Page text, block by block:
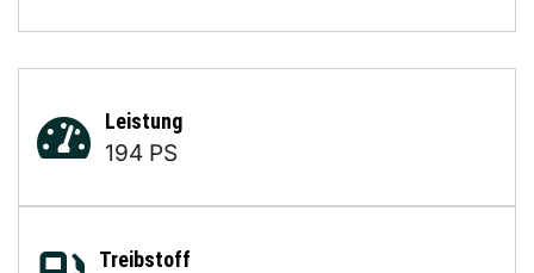
Leistung
194 PS
Treibstoff